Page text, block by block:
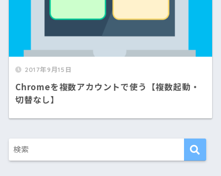
2017年9月15日
Chromeを複数アカウントで使う【複数起動・
切替なし】